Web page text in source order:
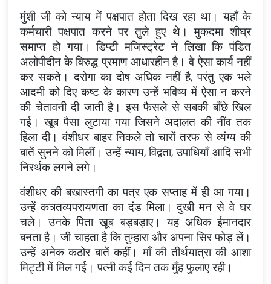
मुंशी जी को न्याय में पक्षपात होता दिख रहा था। यहाँ के
कर्मचारी पक्षपात करने पर तुले हुए थे। मुकदमा शीघ्र
समाप्त हो गया। डिप्टी मजिस्ट्रेट ने लिखा कि पंडित
अलोपीदीन के विरुद्ध प्रमाण आधारहीन है। वे ऐसा कार्य नहीं
कर सकते। दरोगा का दोष अधिक नहीं है, परंतु एक भले
आदमी को दिए कष्ट के कारण उन्हें भविष्य में ऐसा न करने
की चेतावनी दी जाती है। इस फैसले से सबकी बाँछे खिल
गई। खूब पैसा लुटाया गया जिसने अदालत की नींव तक
हिला दी। वंशीधर बाहर निकले तो चारों तरफ से व्यंग्य की
बातें सुनने को मिलीं। उन्हें न्याय, विद्वता, उपाधियाँ आदि सभी
निरर्थक लगने लगे।
वंशीधर की बखास्तगी का पत्र एक सप्ताह में ही आ गया।
उन्हें कत्र्तव्यपरायणता का दंड मिला। दुखी मन से वे घर
चले। उनके पिता खूब बड़बड़ाए। यह अधिक ईमानदार
बनता है। जी चाहता है कि तुम्हारा और अपना सिर फोड़ लें।
उन्हें अनेक कठोर बातें कहीं। माँ की तीर्थयात्रा की आशा
मिट्टी में मिल गई। पत्नी कई दिन तक मुँह फुलाए रही।